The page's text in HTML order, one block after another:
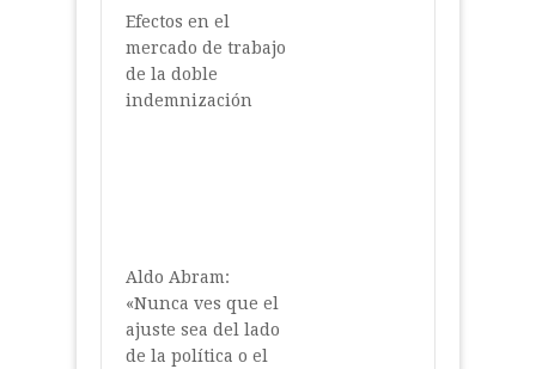
Efectos en el
mercado de trabajo
de la doble
indemnización
Aldo Abram:
«Nunca ves que el
ajuste sea del lado
de la política o el